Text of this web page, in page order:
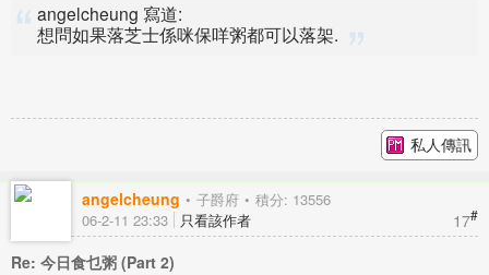
angelcheung 寫道:
想問如果落芝士係咪保咩粥都可以落架.
私人傳訊
angelcheung 子爵府 積分: 13556
17#
06-2-11 23:33 只看該作者
Re: 今日食乜粥 (Part 2)